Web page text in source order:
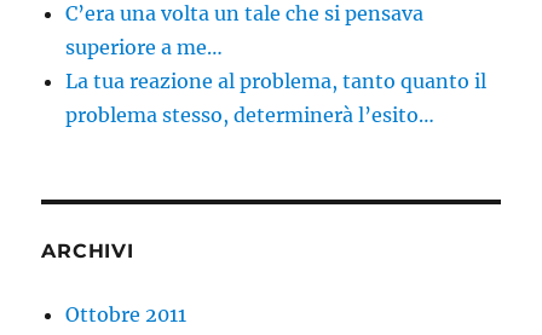
C’era una volta un tale che si pensava
superiore a me…
La tua reazione al problema, tanto quanto il
problema stesso, determinerà l’esito…
ARCHIVI
Ottobre 2011